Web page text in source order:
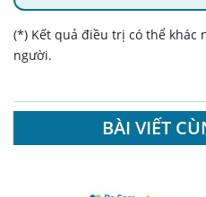
(*) Kết quả điều trị có thể khác
người.
BÀI VIẾT